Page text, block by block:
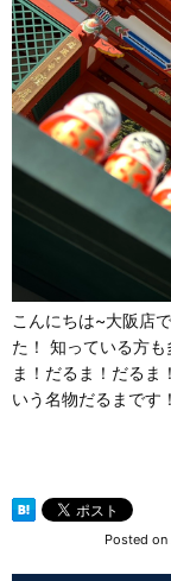
こんにちは~大阪店
た！ 知っている方
ま！だるま！だるま
いう名物だるまです
Posted on